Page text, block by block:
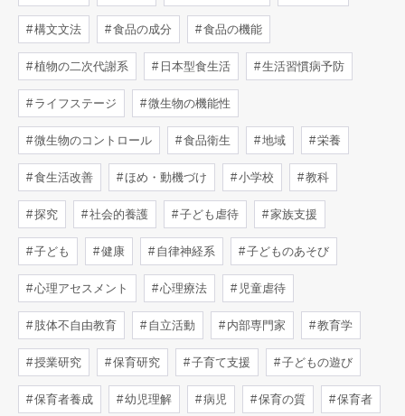
構文文法 食品の成分 食品の機能
植物の二次代謝系 日本型食生活 生活習慣病予防
ライフステージ 微生物の機能性
微生物のコントロール 食品衛生 地域 栄養
食生活改善 ほめ・動機づけ 小学校 教科
探究 社会的養護 子ども虐待 家族支援
子ども 健康 自律神経系 子どものあそび
心理アセスメント 心理療法 児童虐待
肢体不自由教育 自立活動 内部専門家 教育学
授業研究 保育研究 子育て支援 子どもの遊び
保育者養成 幼児理解 病児 保育の質 保育者